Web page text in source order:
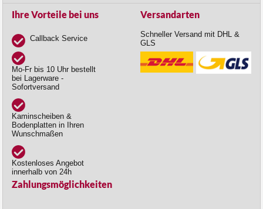
Ihre Vorteile bei uns
Callback Service
Mo-Fr bis 10 Uhr bestellt
bei Lagerware -
Sofortversand
Kaminscheiben &
Bodenplatten in Ihren
Wunschmaßen
Kostenloses Angebot
innerhalb von 24h
Versandarten
Schneller Versand mit DHL &
GLS
Zahlungsmöglichkeiten